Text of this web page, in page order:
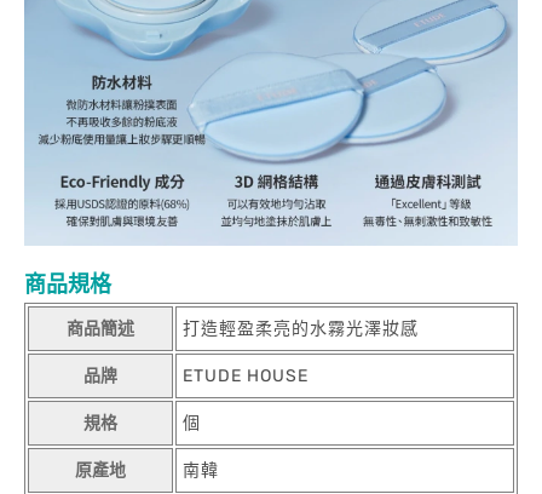
商品規格
商品簡述 打造輕盈柔亮的水霧光澤妝感
品牌 ETUDE HOUSE
規格 個
原產地 南韓